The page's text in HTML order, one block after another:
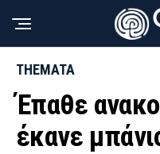
THEMATA
Έπαθε
έκανε